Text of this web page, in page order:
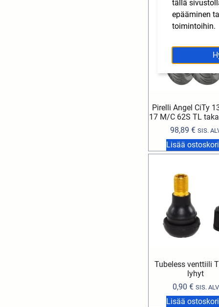
Pirelli Angel CiTy
17 M/C 62S TL
98,89€ SIS.
Lisää
Tubeless venttiili
lyhyt
0,90 € SIS. ALV
Lisää
tällä
epääminen
toimintoihin.